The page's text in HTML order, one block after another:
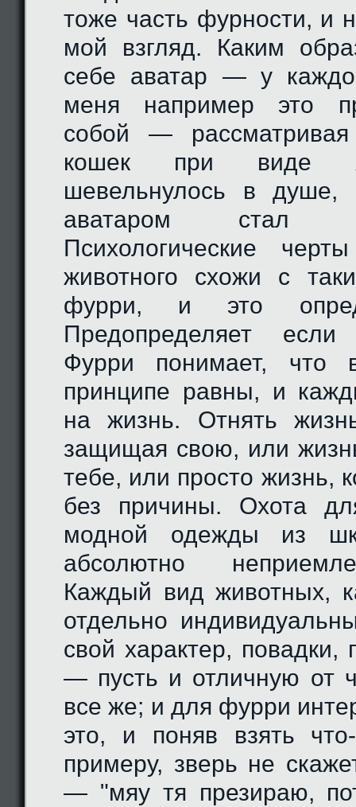
тоже часть фурности, и
мой взгляд. Каким
себе аватар — у
меня например это
собой —
кошек при виде
шевельнулось в
аватаром стал
Психологические
животного схожи с
фурри, и это
Предопределяет
Фурри понимает, что
принципе равны, и
на жизнь. Отнять
защищая свою, или
тебе, или просто жизнь,
без причины. Охота
модной одежды из
абсолютно
Каждый вид животных,
отдельно
свой характер, повадки,
— пусть и отличную от
все же; и для фурри
это, и поняв взять
примеру, зверь не
— "мяу тя презираю,